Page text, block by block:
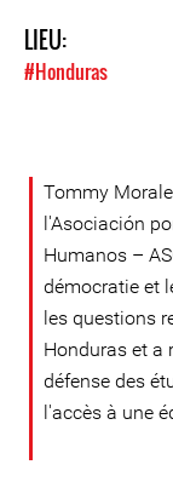
LIEU:
#Honduras
Tommy
l'Asociación
Humanos –
démocratie et
les questions
Honduras et a
défense des
l'accès à une